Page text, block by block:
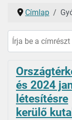
Címlap
Írja be a címrészt
és 2024
létesítésre
kerülő